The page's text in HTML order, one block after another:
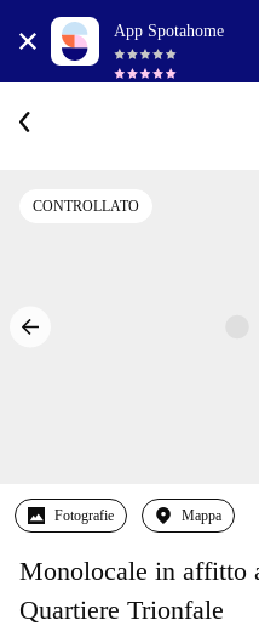
App Spotahome
CONTROLLATO
Fotografie Mappa
Monolocale in affitto
Quartiere Trionfale